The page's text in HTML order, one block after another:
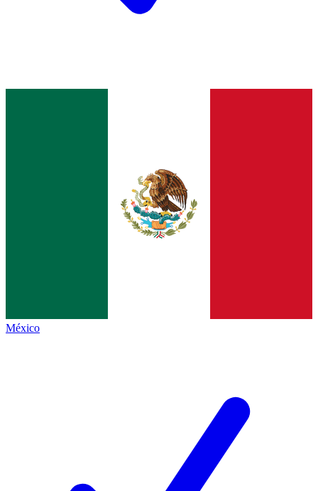
México